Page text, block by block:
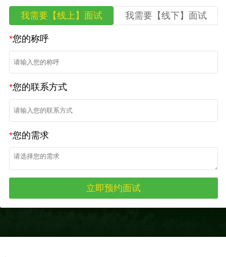
我需要【线上】面试 我需要【线下】面试
*您的称呼
*您的联系方式
*您的需求